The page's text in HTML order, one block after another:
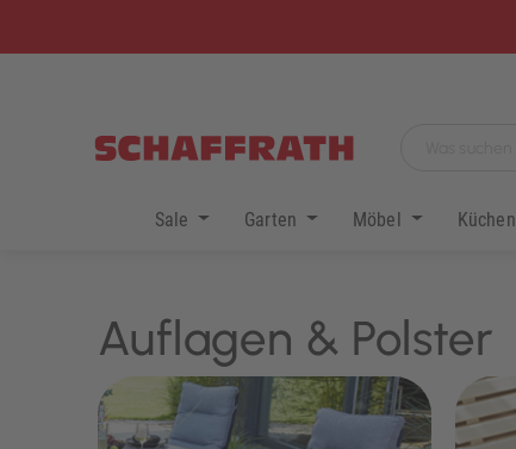
Sale Garten Möbel Küchen
Auflagen & Polster